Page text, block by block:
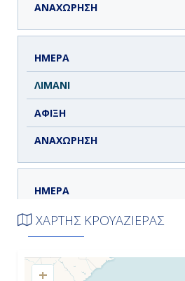
Γκραντ
ΧΑΡΤΗΣ ΚΡΟΥΑΖΙΕΡΑΣ
+